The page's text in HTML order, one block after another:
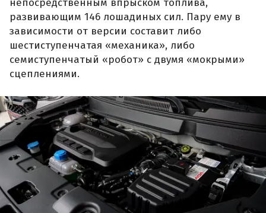
развивающим 146 лошадиных сил. Пару ему в
зависимости от версии составит либо
шестиступенчатая «механика», либо
семиступенчатый «робот» с двумя «мокрыми»
сцеплениями.